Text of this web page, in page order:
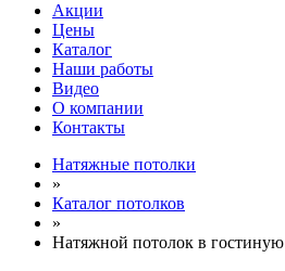
Акции
Цены
Каталог
Наши работы
Видео
О компании
Контакты
Натяжные потолки
»
Каталог потолков
»
Натяжной потолок в гостиную